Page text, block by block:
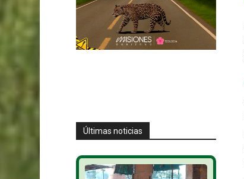
Últimas noticias